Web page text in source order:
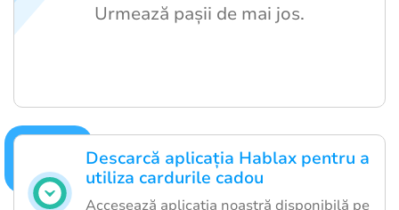
Descarcă aplicația Hablax pentru a
utiliza cardurile cadou
Accesează aplicația noastră disponibilă pe
Urmează pașii de mai jos.